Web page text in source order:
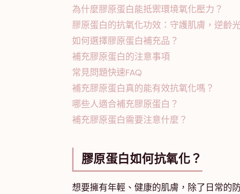
為什麼膠原蛋白能抵禦環境氧化壓力？
膠原蛋白的抗氧化功效：守護肌膚，逆齡
如何選擇膠原蛋白補充品？
補充膠原蛋白的注意事項
常見問題快速FAQ
補充膠原蛋白真的能有效抗氧化嗎？
哪些人適合補充膠原蛋白？
補充膠原蛋白需要注意什麼？
膠原蛋白如何抗氧化？
想要擁有年輕、健康的肌膚，除了日常的